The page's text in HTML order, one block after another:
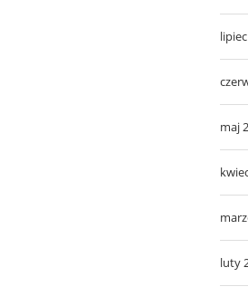
maj
luty